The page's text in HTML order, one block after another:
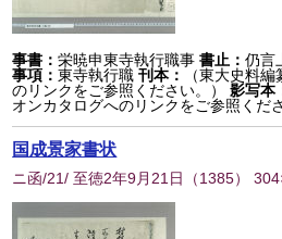
事書：栄暁申東寺執行職事書止：仍言
事項：東寺執行職 刊本：
（東大史料
のリンクをご参照ください。）
影写本
オンカタログへのリンクをご参照くだ
国成景家書状
ニ函/21/ 至徳2年9月21日 （1385）